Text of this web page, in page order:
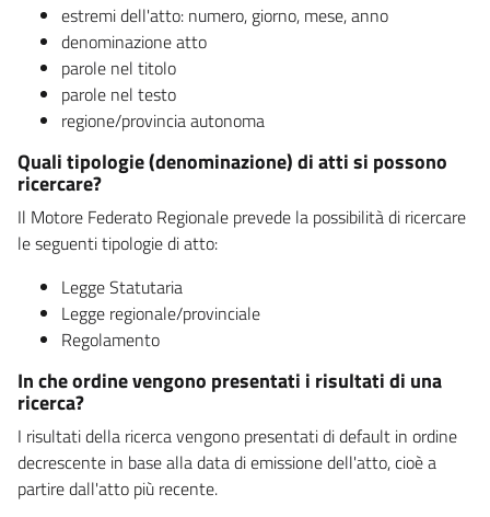
estremi dell'atto: numero, giorno, mese, anno
denominazione atto
parole nel titolo
parole nel testo
regione/provincia autonoma
Quali tipologie (denominazione) di atti si possono
ricercare?
Il Motore Federato Regionale prevede la possibilità di ricercare
le seguenti tipologie di atto:
Legge Statutaria
Legge regionale/provinciale
Regolamento
In che ordine vengono presentati i risultati di una
ricerca?
I risultati della ricerca vengono presentati di default in ordine
decrescente in base alla data di emissione dell'atto, cioè a
partire dall'atto più recente.